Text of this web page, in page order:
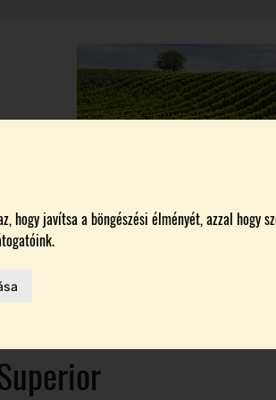
hogy javítsa a böngészési élményét, azzal
IDÉN